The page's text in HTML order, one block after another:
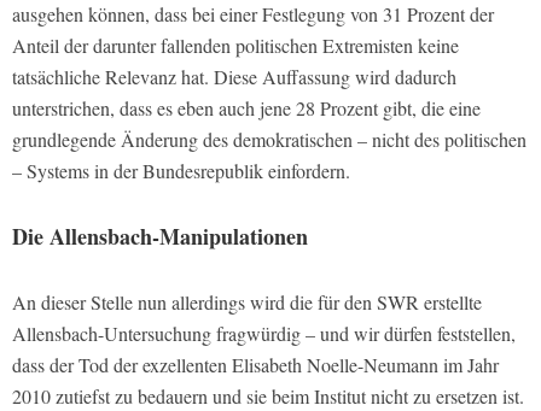
ausgehen können, dass bei einer Festlegung von 31 Prozent der
Anteil der darunter fallenden politischen Extremisten keine
tatsächliche Relevanz hat. Diese Auffassung wird dadurch
unterstrichen, dass es eben auch jene 28 Prozent gibt, die eine
grundlegende Änderung des demokratischen – nicht des politischen
– Systems in der Bundesrepublik einfordern.
Die Allensbach-Manipulationen
An dieser Stelle nun allerdings wird die für den SWR erstellte
Allensbach-Untersuchung fragwürdig – und wir dürfen feststellen,
dass der Tod der exzellenten Elisabeth Noelle-Neumann im Jahr
2010 zutiefst zu bedauern und sie beim Institut nicht zu ersetzen ist.